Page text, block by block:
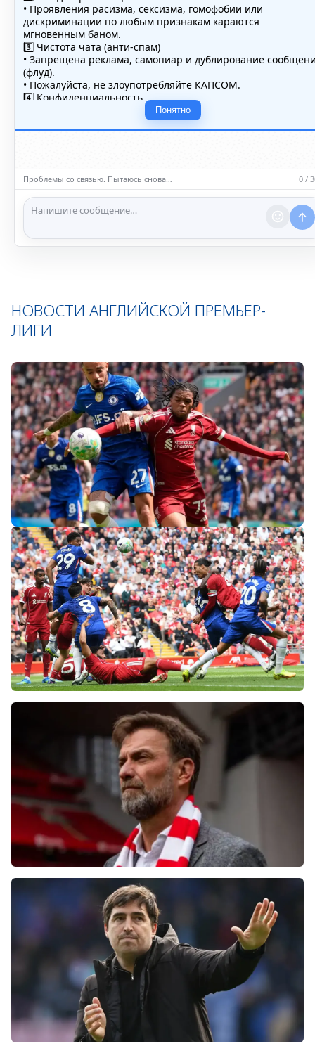
• Проявления расизма, сексизма, гомофобии или
дискриминации по любым признакам караются
мгновенным баном.
3️⃣ Чистота чата (анти-спам)
• Запрещена реклама, самопиар и дублирование
(флуд).
• Пожалуйста, не злоупотребляйте КАПСОМ.
4️⃣ Конфиденциальность
• Не публикуйте личные данные — свои или чужие
(телефоны, адреса, документы).
5️⃣ Уместность контента
насилию.
ℹ️ Модераторы и администраторы вправе удалять
сообщения и ограничивать доступ к чату при нарушении
правил.
Понятно
Проблемы со связью. Пытаюсь снова… 0 /
НОВОСТИ АНГЛИЙСКОЙ ПРЕМЬЕР-
ЛИГИ
«Слот не тот человек»: болельщики
«Ливерпуля» и «Челси» разнесли тренеров
после ничьей на «Энфилде»
Фанаты «Ливерпуля» шокированы
неспособностью команды обыграть нынешний
Болельщики «Ливерпуля» освистали команду
после ничьей с «Челси»